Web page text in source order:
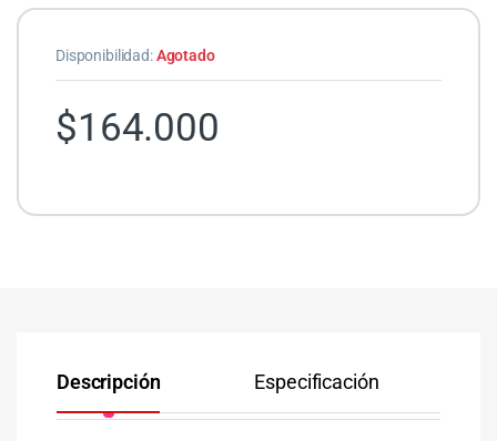
Disponibilidad:Agotado
$164.000
Descripción Especificación